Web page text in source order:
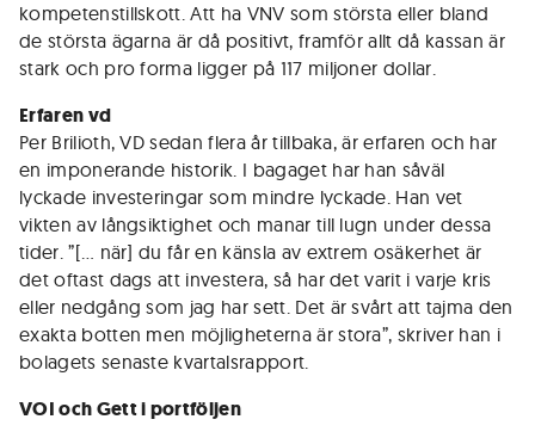
kompetenstillskott. Att ha VNV som största eller bland
de största ägarna är då positivt, framför allt då kassan är
stark och pro forma ligger på 117 miljoner dollar.
Erfaren vd
Per Brilioth, VD sedan flera år tillbaka, är erfaren och har
en imponerande historik. I bagaget har han såväl
lyckade investeringar som mindre lyckade. Han vet
vikten av långsiktighet och manar till lugn under dessa
tider. ”[… när] du får en känsla av extrem osäkerhet är
det oftast dags att investera, så har det varit i varje kris
eller nedgång som jag har sett. Det är svårt att tajma den
exakta botten men möjligheterna är stora”, skriver han i
bolagets senaste kvartalsrapport.
VOI och Gett i portföljen